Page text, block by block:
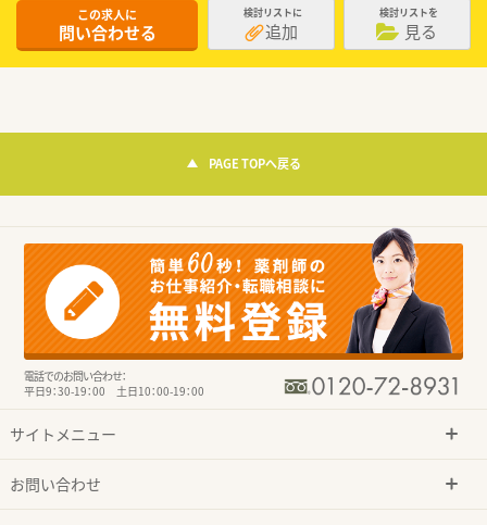
この求人に
問い合わせる
検討リストに
追加
検討リストを
見る
PAGE TOPへ戻る
電話でのお問い合わせ：
平日9：30-19：00 土日10：00-19：00
サイトメニュー
お問い合わせ